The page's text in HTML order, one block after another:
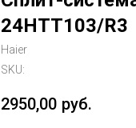
24HTT103/R3
Haier
SKU:
2950,00 руб.